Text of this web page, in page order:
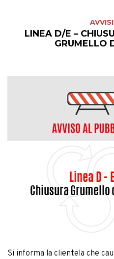
LINEA D/E –
GRUMELLO
Si informa la clientela che